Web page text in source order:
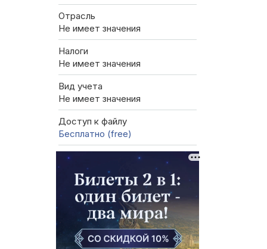
Отрасль
Не имеет значения
Налоги
Не имеет значения
Вид учета
Не имеет значения
Доступ к файлу
Бесплатно (free)